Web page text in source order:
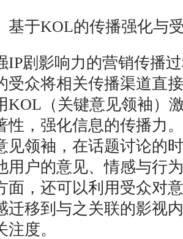
基于KOL的传播强化与
剧影响力的营销传播过
受众将相关传播渠道直
KOL（关键意见领袖）
性，强化信息的传播力
见领袖，在话题讨论的
用户的意见、情感与行
面，还可以利用受众对
迁移到与之关联的影视
度。